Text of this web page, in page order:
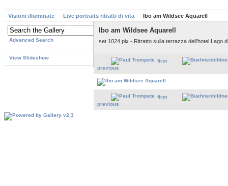
Visioni illuminate Live portraits ritratti di vita Ibo am Wildsee Aquarell
Advanced Search
View Slideshow
Ibo am Wildsee Aquarell
set 1024 pix - Ritratto sulla terrazza dell'hotel Lago
first
previous
first
previous